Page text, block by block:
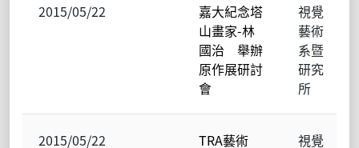
2015/05/22
嘉大紀念塔
山畫家-林
國治 舉辦
原作展研討
會
視覺
藝術
系暨
研究
所
2015/05/22 TRA藝術 視覺